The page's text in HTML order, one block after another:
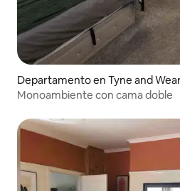
Departamento en Tyne and
Monoambiente con cama doble